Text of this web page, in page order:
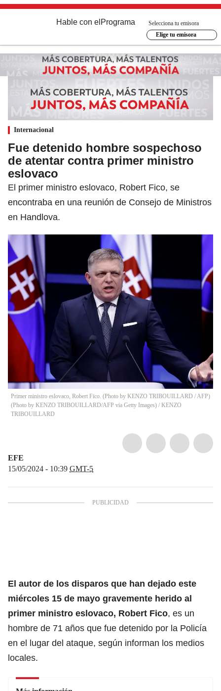
Hable con el Programa
Selecciona tu emisora
Elige tu emisora
Internacional
Fue detenido hombre sospechoso
de atentar contra primer ministro
eslovaco
El primer ministro eslovaco, Robert Fico, se
encontraba en una reunión de Consejo de Ministros
en Handlova.
Primer ministro eslovaco, Robert Fico. (Photo by KENZO TRIBOUILLARD / AFP)
(Photo by KENZO TRIBOUILLARD/AFP via Getty Images) / KENZO
TRIBOUILLARD
EFE
15/05/2024 - 10:39 GMT-5
El autor de los disparos que han dejado este
miércoles 15 de mayo gravemente herido al
primer ministro eslovaco, Robert Fico, es un
hombre de 71 años que fue detenido por la Policía
en el lugar del ataque, según informan los medios
locales.